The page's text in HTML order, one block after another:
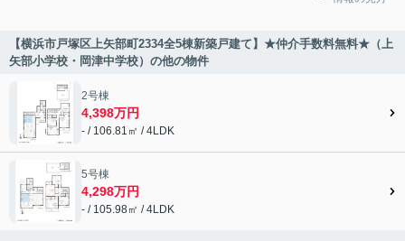
【横浜市戸塚区上矢部町2334全5棟新築戸建て】★仲介手数料無料★（上
矢部小学校・岡津中学校）の他の物件
2号棟
4,398万円
- / 106.81㎡ / 4LDK
5号棟
4,298万円
- / 105.98㎡ / 4LDK